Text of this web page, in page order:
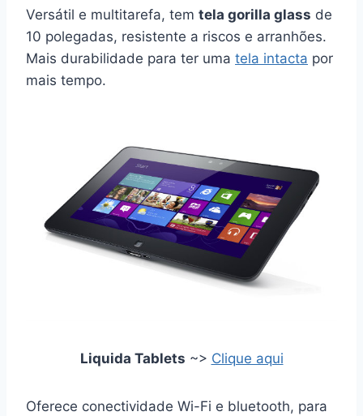
Versátil e multitarefa, tem tela gorilla glass de
10 polegadas, resistente a riscos e arranhões.
Mais durabilidade para ter uma tela intacta por
mais tempo.
Liquida Tablets ~> Clique aqui
Oferece conectividade Wi-Fi e bluetooth, para